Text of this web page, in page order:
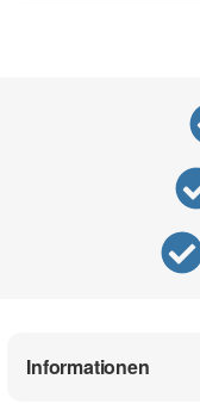
Informationen